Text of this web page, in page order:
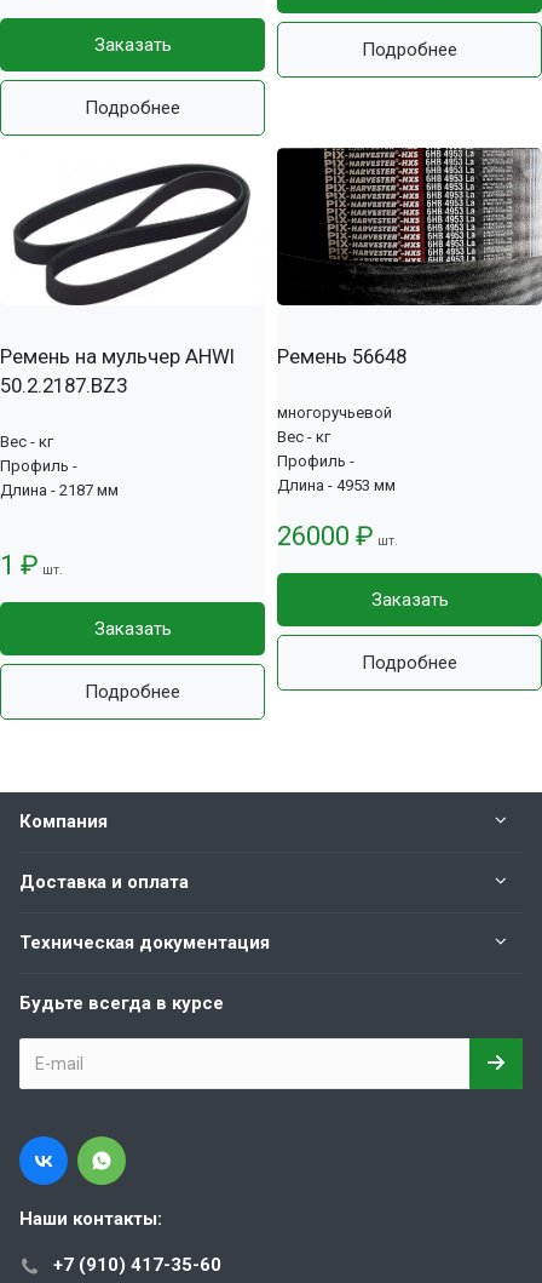
Заказать
Подробнее
Подробнее
Ремень на мульчер AHWI
50.2.2187.BZ3
Вес - кг
Профиль -
Длина - 2187 мм
1 ₽ шт.
Заказать
Подробнее
Ремень 56648
многоручьевой
Вес - кг
Профиль -
Длина - 4953 мм
26000 ₽ шт.
Заказать
Подробнее
Компания
Доставка и оплата
Техническая документация
Будьте всегда в курсе
Наши контакты:
+7 (910) 417-35-60